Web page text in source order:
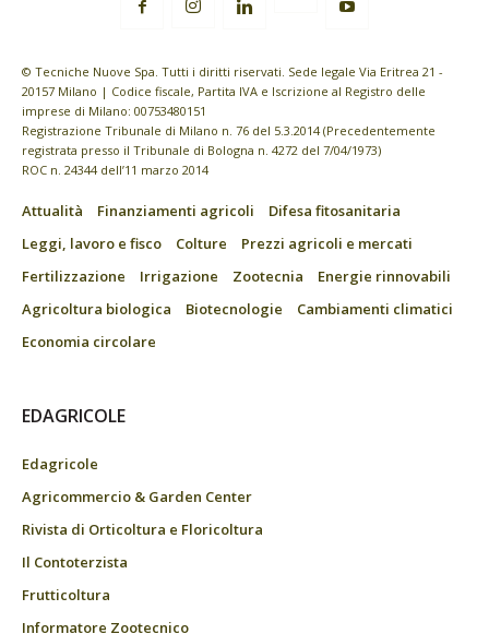
© Tecniche Nuove Spa. Tutti i diritti riservati. Sede legale Via Eritrea 21 -
20157 Milano | Codice fiscale, Partita IVA e Iscrizione al Registro delle
imprese di Milano: 00753480151
Registrazione Tribunale di Milano n. 76 del 5.3.2014 (Precedentemente
registrata presso il Tribunale di Bologna n. 4272 del 7/04/1973)
ROC n. 24344 dell’11 marzo 2014
Attualità Finanziamenti agricoli
Difesa fitosanitaria
Leggi, lavoro e fisco
Colture
Prezzi agricoli e mercati
Fertilizzazione
Irrigazione Zootecnia
Energie rinnovabili
Agricoltura biologica
Biotecnologie
Cambiamenti climatici
Economia circolare
EDAGRICOLE
Edagricole
Agricommercio & Garden Center
Rivista di Orticoltura e Floricoltura
Il Contoterzista
Frutticoltura
Informatore Zootecnico